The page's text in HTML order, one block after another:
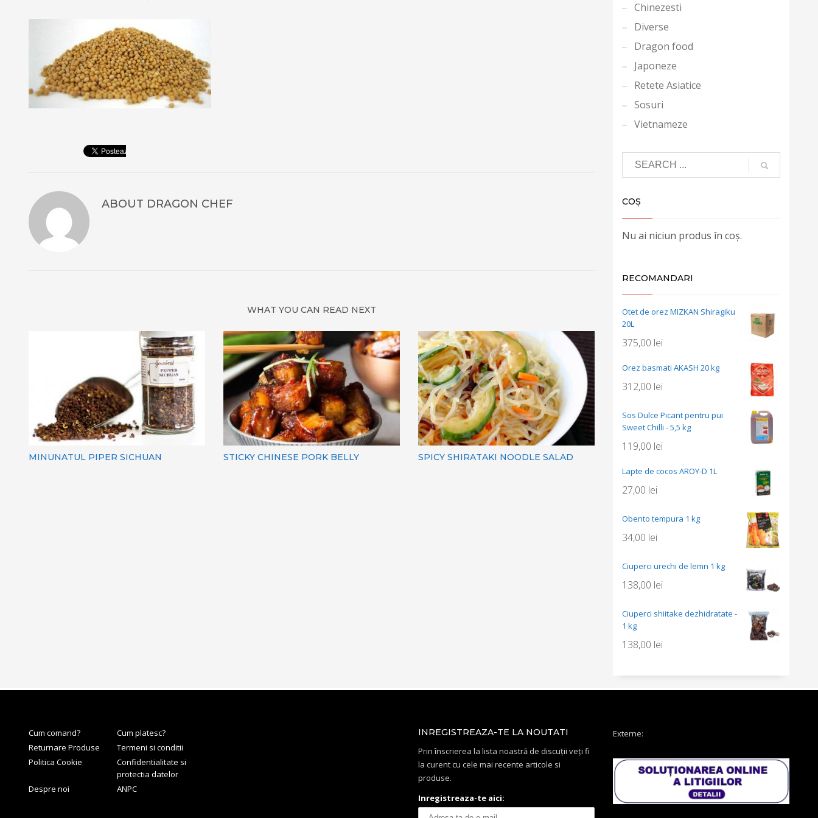
ABOUT DRAGON CHEF
WHAT YOU CAN READ NEXT
MINUNATUL PIPER SICHUAN STICKY CHINESE PORK BELLY SPICY SHIRATAKI NOODLE SALAD
Chinezesti
Diverse
Dragon food
Japoneze
Retete Asiatice
Sosuri
Vietnameze
COȘ
Nu ai niciun produs în coș.
RECOMANDARI
Otet de orez MIZKAN Shiragiku
20L
375,00 lei
Orez basmati AKASH 20 kg
312,00 lei
Sos Dulce Picant pentru pui
Sweet Chilli - 5,5 kg
119,00 lei
Lapte de cocos AROY-D 1L
27,00 lei
Obento tempura 1 kg
34,00 lei
Ciuperci urechi de lemn 1 kg
138,00 lei
Ciuperci shiitake dezhidratate -
1 kg
138,00 lei
Cum comand?
Cum platesc?
Returnare Produse
Termeni si conditii
Politica Cookie
Confidentialitate si
protectia datelor
Despre noi
ANPC
INREGISTREAZA-TE LA NOUTATI
Prin înscrierea la lista noastră de discuții veți fi
la curent cu cele mai recente articole si
produse.
Inregistreaza-te aici:
Externe: